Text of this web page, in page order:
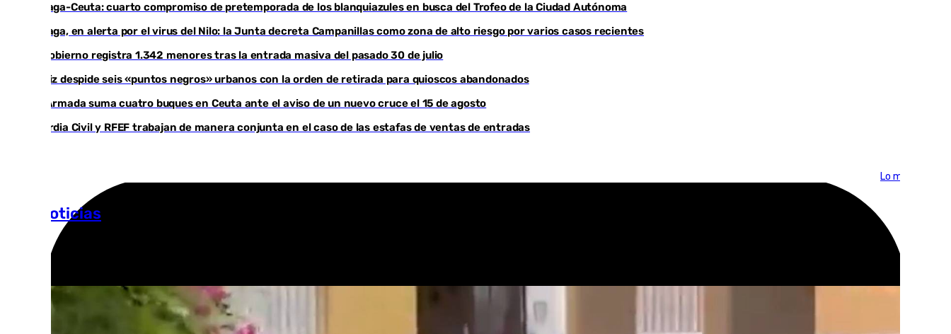
Málaga-Ceuta: cuarto compromiso de pretemporada de los blanquiazules en busca del Trofeo de la Ciudad Autónoma
Málaga, en alerta por el virus del Nilo: la Junta decreta Campanillas como zona de alto riesgo por varios casos recientes
El Gobierno registra 1.342 menores tras la entrada masiva del pasado 30 de julio
Cádiz despide seis «puntos negros» urbanos con la orden de retirada para quioscos abandonados
La Armada suma cuatro buques en Ceuta ante el aviso de un nuevo cruce el 15 de agosto
Guardia Civil y RFEF trabajan de manera conjunta en el caso de las estafas de ventas de entradas
Lo más visto >
Más noticias